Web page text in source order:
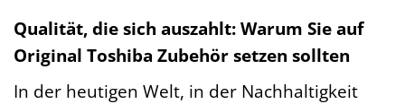
Qualität, die sich auszahlt: Warum Sie auf
Original Toshiba Zubehör setzen sollten
In der heutigen Welt, in der Nachhaltigkeit